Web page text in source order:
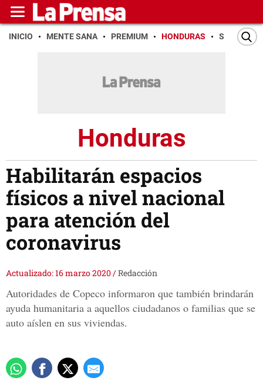
INICIO MENTE SANA PREMIUM HONDURAS SAN PEDRO
Honduras
Habilitarán espacios
físicos a nivel nacional
para atención del
coronavirus
Actualizado: 16 marzo 2020/Redacción
Autoridades de Copeco informaron que también brindarán
ayuda humanitaria a aquellos ciudadanos o familias que se
auto aíslen en sus viviendas.